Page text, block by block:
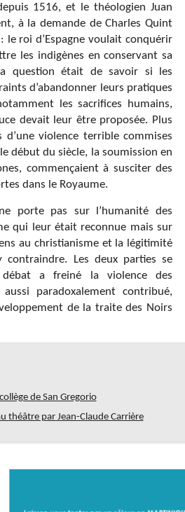
1516, et le théologien Juan
à la demande de Charles Quint
le roi d’Espagne voulait conquérir
les indigènes en conservant sa
question était de savoir si les
d’abandonner leurs pratiques
les sacrifices humains,
devait leur être proposée. Plus
violence terrible commises
début du siècle, la soumission en
commençaient à susciter des
dans le Royaume.
porte pas sur l’humanité des
qui leur était reconnue mais sur
au christianisme et la légitimité
Les deux parties se
débat a freiné la violence des
paradoxalement contribué,
de la traite des Noirs
de San Gregorio
théâtre par Jean-Claude Carrière